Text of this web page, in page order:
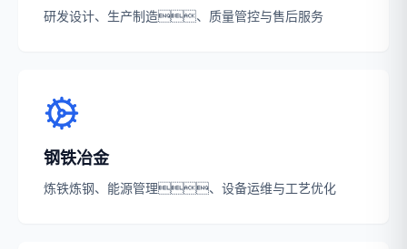
研发设计、生产制造、质量管控与售后服务
钢铁冶金
炼铁炼钢、能源管理、设备运维与工艺优化